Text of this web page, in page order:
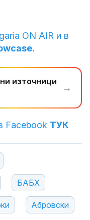
ON AIR и в
източници
→
Facebook ТУК
БАБХ
Абровски